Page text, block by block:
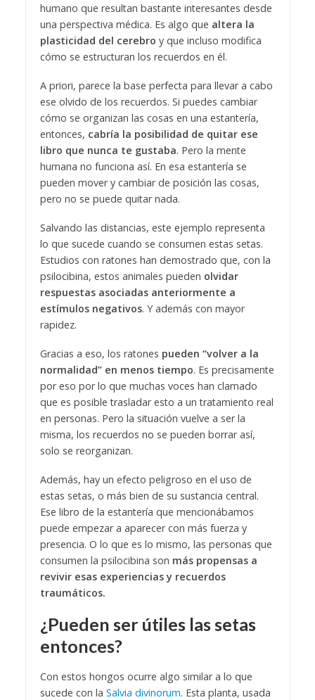
humano que resultan bastante interesantes desde
una perspectiva médica. Es algo que altera la
plasticidad del cerebro y que incluso modifica
cómo se estructuran los recuerdos en él.
A priori, parece la base perfecta para llevar a cabo
ese olvido de los recuerdos. Si puedes cambiar
cómo se organizan las cosas en una estantería,
entonces, cabría la posibilidad de quitar ese
libro que nunca te gustaba. Pero la mente
humana no funciona así. En esa estantería se
pueden mover y cambiar de posición las cosas,
pero no se puede quitar nada.
Salvando las distancias, este ejemplo representa
lo que sucede cuando se consumen estas setas.
Estudios con ratones han demostrado que, con la
psilocibina, estos animales pueden olvidar
respuestas asociadas anteriormente a
estímulos negativos. Y además con mayor
rapidez.
Gracias a eso, los ratones pueden “volver a la
normalidad” en menos tiempo. Es precisamente
por eso por lo que muchas voces han clamado
que es posible trasladar esto a un tratamiento real
en personas. Pero la situación vuelve a ser la
misma, los recuerdos no se pueden borrar así,
solo se reorganizan.
Además, hay un efecto peligroso en el uso de
estas setas, o más bien de su sustancia central.
Ese libro de la estantería que mencionábamos
puede empezar a aparecer con más fuerza y
presencia. O lo que es lo mismo, las personas que
consumen la psilocibina son más propensas a
revivir esas experiencias y recuerdos
traumáticos.
¿Pueden ser útiles las setas
entonces?
Con estos hongos ocurre algo similar a lo que
sucede con la Salvia divinorum. Esta planta, usada